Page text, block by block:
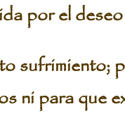
por el
sufrimiento;
ni para que